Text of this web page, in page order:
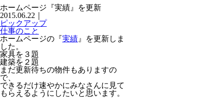
ホームページ『実績』を更新
2015.06.22
ピックアップ
仕事のこと
ホームページの『実績 』を更新しま
した。
家具を３題
建築を２題
まだ更新待ちの物件もありますの
で、
できるだけ速やかにみなさんに見て
もらえるようにしたいと思います。